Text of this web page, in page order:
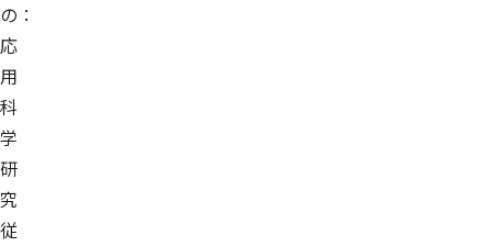
の：
応
用
科
学
研
究
従